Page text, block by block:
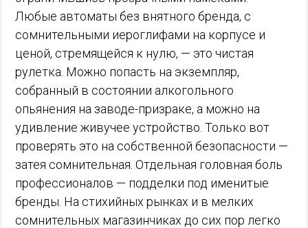
Любые автоматы без внятного бренда, с
сомнительными иероглифами на корпусе и
ценой, стремящейся к нулю, — это чистая
рулетка. Можно попасть на экземпляр,
собранный в состоянии алкогольного
опьянения на заводе-призраке, а можно на
удивление живучее устройство. Только вот
проверять это на собственной безопасности —
затея сомнительная. Отдельная головная боль
профессионалов — подделки под именитые
бренды. На стихийных рынках и в мелких
сомнительных магазинчиках до сих пор легко